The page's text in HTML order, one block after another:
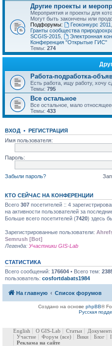
Другие проекты и
Мероприятия и проекты для
Могут быть закончены или
Подфорумы:
Геоконкурс 2011
Гранты сообщества
SCGIS-2015
Электронная
Конференция "Открытые ГИС"
Темы: 274
Работа-подработка-
Есть работа, ищу работу, хочу
Темы: 795
Все остальное
Все остальное, мало
Темы: 433
ВХОД • РЕГИСТРАЦИЯ
Имя пользователя:
Пароль:
Забыли пароль?
КТО СЕЙЧАС НА КОНФЕРЕНЦИИ
Всего 307 посетителей :: 4
на активности пользователей за
Больше всего посетителей (7420) здесь
Зарегистрированные пользователи:
Semrush [Bot]
Легенда: Участники GIS-Lab
СТАТИСТИКА
Всего сообщений: 176604 • Всего тем:
пользователь: cosfortdabats1984
На главную Список форумов
Создано на основе phpBB®
Русская
English О GIS-Lab Статьи
Участие
Форум (все) Вики Блог
Реклама на сайте